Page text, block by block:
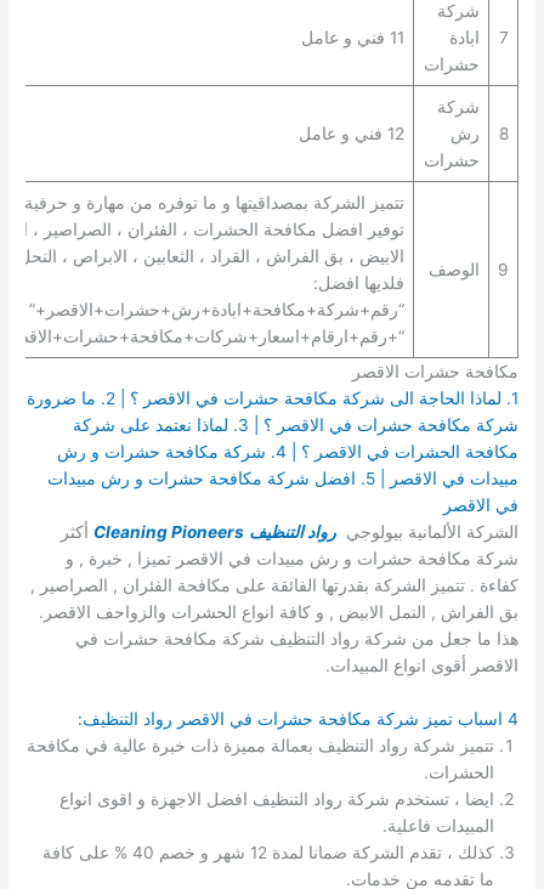
7
شركة
ابادة
حشرات
11 فني و عامل
8
شركة
رش
حشرات
12 فني و عامل
9 الوصف
تتميز الشركة بمصداقيتها و ما توفره من مهارة و حرفية
توفير افضل مكافحة الحشرات ، الفئران ، الصراصير ،
الابيض ، بق الفراش ، القراد ، الثعابين ، الابراص ، النحل
فلديها افضل:
“رقم+شركة+مكافحة+ابادة+رش+حشرات+الاقصر+” |
مكافحة حشرات الاقصر
1. لماذا الحاجة الى شركة مكافحة حشرات في الاقصر ؟ | 2. ما ضرورة
شركة مكافحة حشرات في الاقصر ؟ | 3. لماذا نعتمد على شركة
مكافحة الحشرات في الاقصر ؟ | 4. شركة مكافحة حشرات و رش
مبيدات في الاقصر | 5. افضل شركة مكافحة حشرات و رش مبيدات
في الاقصر
الشركة الألمانية بيولوجيرواد التنظيف Cleaning Pioneers أكثر
شركة مكافحة حشرات و رش مبيدات في الاقصر تميزا , خبرة , و
كفاءة . تتميز الشركة بقدرتها الفائقة على مكافحة الفئران , الصراصير ,
بق الفراش , النمل الابيض , و كافة انواع الحشرات والزواحف الاقصر.
هذا ما جعل من شركة رواد التنظيف شركة مكافحة حشرات في
الاقصر أقوى انواع المبيدات.
4 اسباب تميز شركة مكافحة حشرات في الاقصر رواد التنظيف:
تتميز شركة رواد التنظيف بعمالة مميزة ذات خبرة عالية في مكافحة
الحشرات.
ايضا ، تستخدم شركة رواد التنظيف افضل الاجهزة و اقوى انواع
المبيدات فاعلية.
كذلك ، تقدم الشركة ضمانا لمدة 12 شهر و خصم 40 % على كافة
ما تقدمه من خدمات.